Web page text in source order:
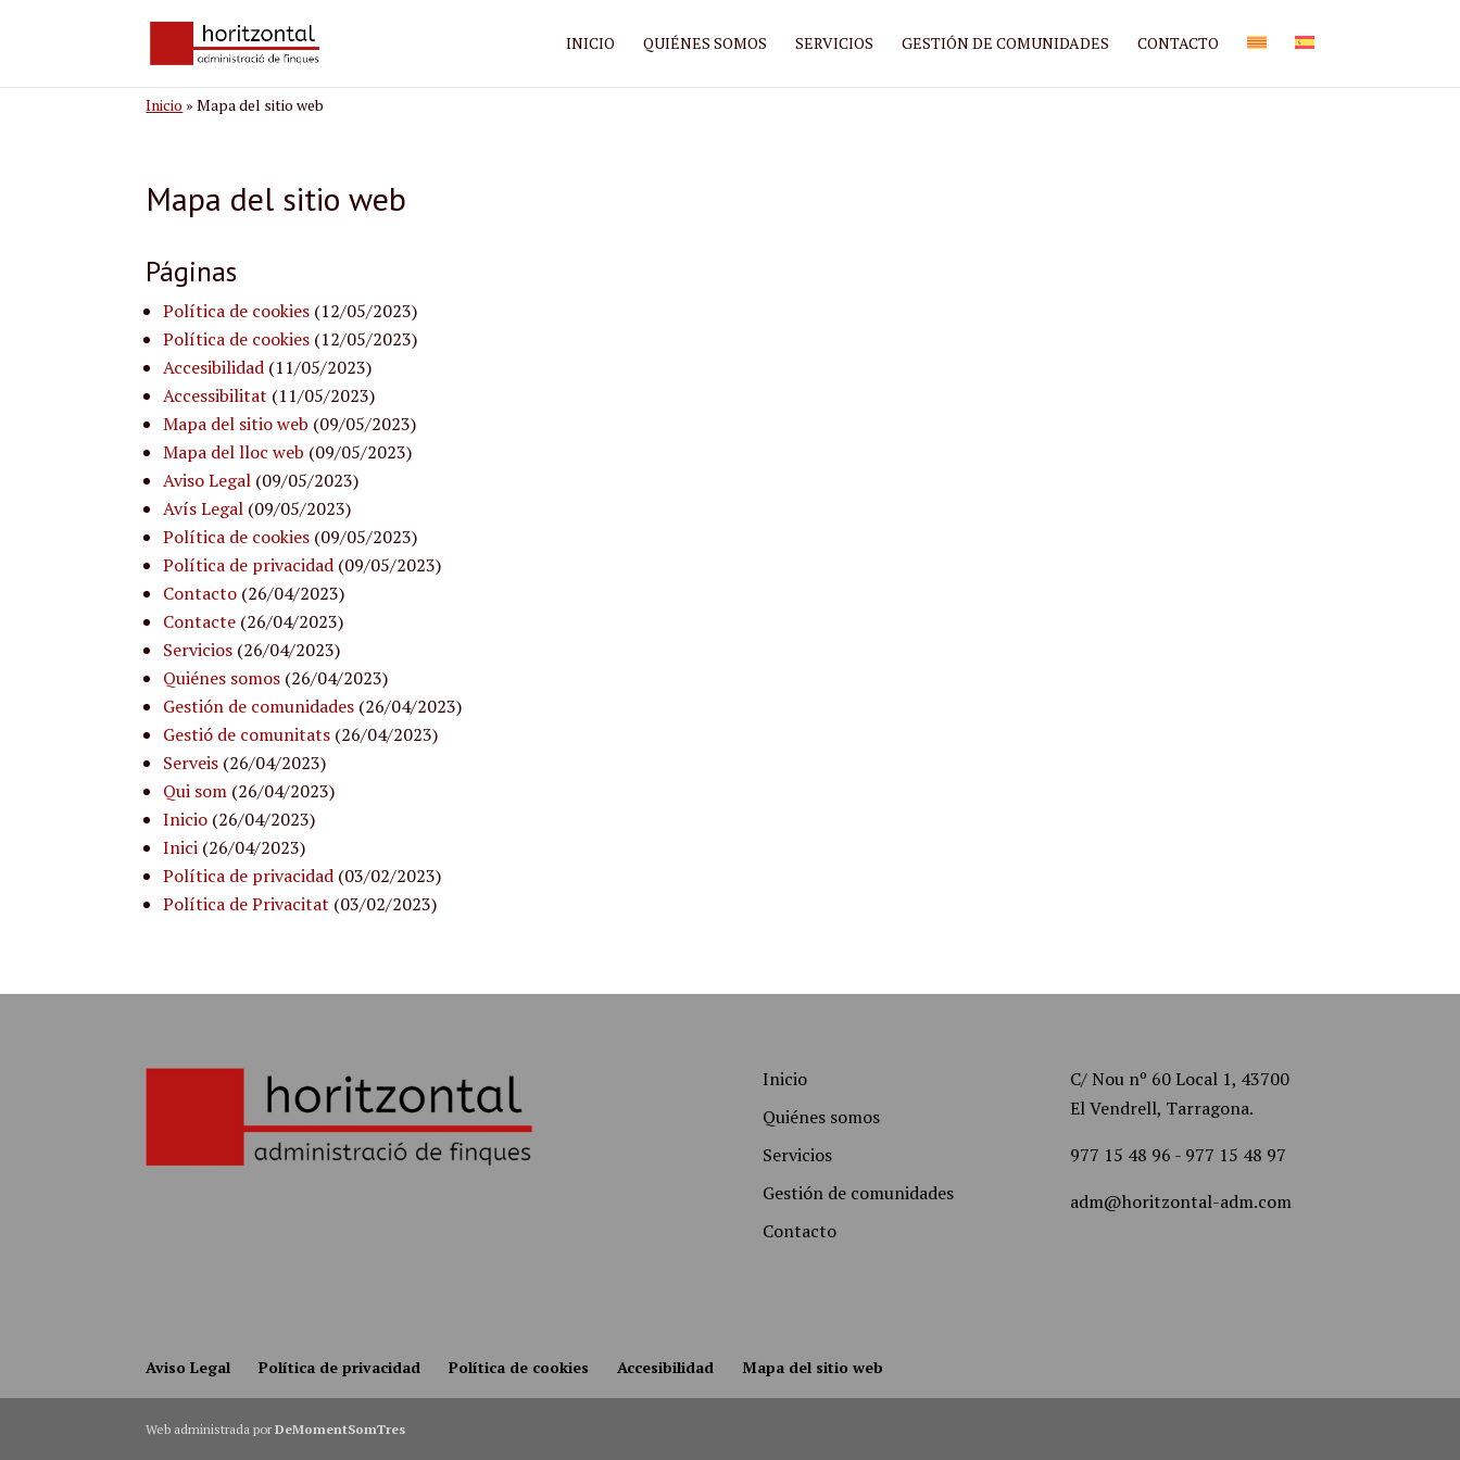
INICIO QUIÉNES SOMOS SERVICIOS GESTIÓN DE COMUNIDADES CONTACTO
Inicio »Mapa del sitio web
Mapa del sitio web
Páginas
Política de cookies (12/05/2023)
Política de cookies (12/05/2023)
Accesibilidad (11/05/2023)
Accessibilitat (11/05/2023)
Mapa del sitio web (09/05/2023)
Mapa del lloc web (09/05/2023)
Aviso Legal (09/05/2023)
Avís Legal (09/05/2023)
Política de cookies (09/05/2023)
Política de privacidad (09/05/2023)
Contacto (26/04/2023)
Contacte (26/04/2023)
Servicios (26/04/2023)
Quiénes somos (26/04/2023)
Gestión de comunidades (26/04/2023)
Gestió de comunitats (26/04/2023)
Serveis (26/04/2023)
Qui som (26/04/2023)
Inicio (26/04/2023)
Inici (26/04/2023)
Política de privacidad (03/02/2023)
Política de Privacitat (03/02/2023)
Inicio
Quiénes somos
Servicios
Gestión de comunidades
Contacto
C/ Nou nº 60 Local 1, 43700
El Vendrell, Tarragona.
977 15 48 96 - 977 15 48 97
adm@horitzontal-adm.com
Aviso Legal Política de privacidad Política de cookies Accesibilidad Mapa del sitio web
Web administrada porDeMomentSomTres